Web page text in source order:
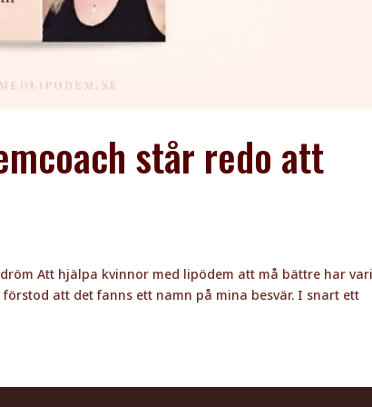
står redo att
Att hjälpa kvinnor med lipödem att må bättre har
att det fanns ett namn på mina besvär. I snart ett